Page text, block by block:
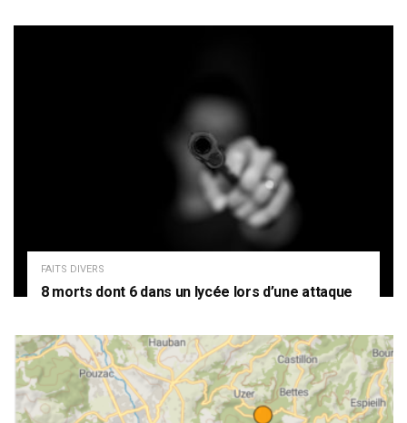
FAITS DIVERS
8 morts dont 6 dans un lycée lors d’une attaque